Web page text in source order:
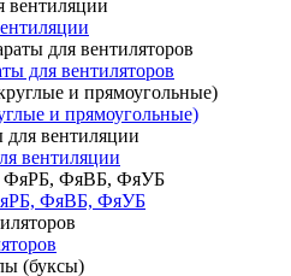
для вентиляторов
и прямоугольные)
вентиляции
ФяВБ, ФяУБ